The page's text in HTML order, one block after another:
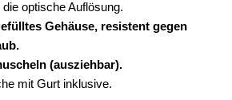
optische Auflösung.
Gehäuse, resistent gegen
(ausziehbar).
mit Gurt inklusive.